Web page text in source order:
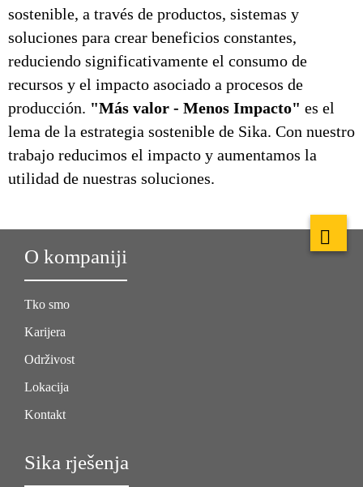
sostenible, a través de productos, sistemas y
soluciones para crear beneficios constantes,
reduciendo significativamente el consumo de
recursos y el impacto asociado a procesos de
producción. "Más valor - Menos Impacto" es el
lema de la estrategia sostenible de Sika. Con nuestro
trabajo reducimos el impacto y aumentamos la
utilidad de nuestras soluciones.
O kompaniji
Tko smo
Karijera
Održivost
Lokacija
Kontakt
Sika rješenja